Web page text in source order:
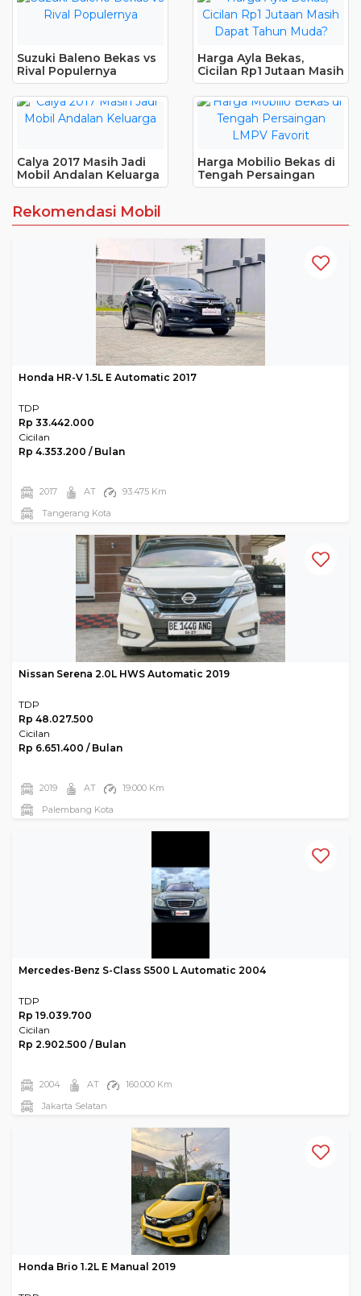
Suzuki Baleno Bekas vs
Rival Populernya
Harga Ayla Bekas,
Cicilan Rp1 Jutaan Masih
Dapat Tahun Muda?
Calya 2017 Masih Jadi
Mobil Andalan Keluarga
Harga Mobilio Bekas di
Tengah Persaingan
LMPV Favorit
Rekomendasi Mobil
Honda HR-V 1.5L E Automatic 2017
TDP
Rp 33.442.000
Cicilan
Rp 4.353.200 / Bulan
2017 AT
93.475 Km
Tangerang Kota
Nissan Serena 2.0L HWS Automatic 2019
TDP
Rp 48.027.500
Cicilan
Rp 6.651.400 / Bulan
2019 AT
19.000 Km
Palembang Kota
Mercedes-Benz S-Class S500 L Automatic 2004
TDP
Rp 19.039.700
Cicilan
Rp 2.902.500 / Bulan
2004 AT
160.000 Km
Jakarta Selatan
Honda Brio 1.2L E Manual 2019